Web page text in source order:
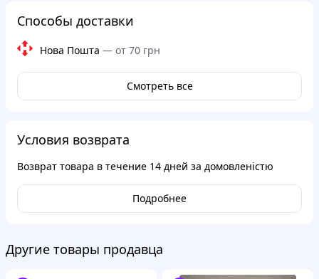
Способы доставки
Нова Пошта — от 70 грн
Смотреть все
Условия возврата
Возврат товара в течение 14 дней за домовленістю
Подробнее
Другие товары продавца